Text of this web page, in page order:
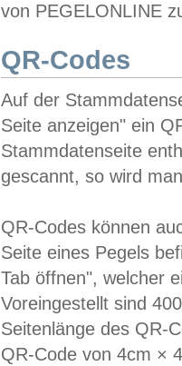
von PEGELONLINE
QR-Codes
Auf der
Seite anzeigen" ein
Stammdatenseite
gescannt, so wird
QR-Codes können
Seite eines Pegels
Tab öffnen", welcher
Voreingestellt sind
Seitenlänge des QR-
QR-Code von 4cm ×